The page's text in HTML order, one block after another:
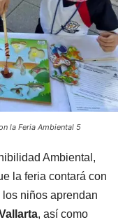
la Feria Ambiental 5
Ambiental,
la feria contará con
los niños aprendan
, así como